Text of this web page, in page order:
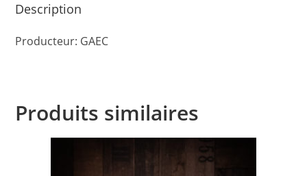
cœurs/boîte)
Description
Producteur: GAEC
Produits similaires